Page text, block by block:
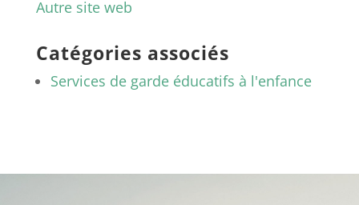
Autre site web
Catégories associés
Services de garde éducatifs à l'enfance